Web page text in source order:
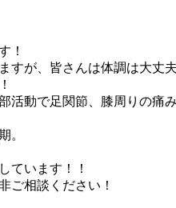
！
すが、皆さんは体調は大丈
活動で足関節、膝周りの痛
。
ています！！
ご相談ください！